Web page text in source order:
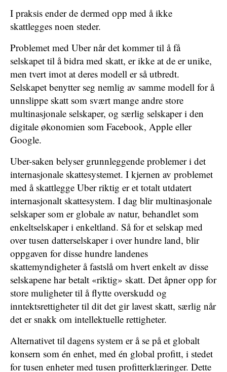
I praksis ender de dermed opp med å ikke
skattlegges noen steder.
Problemet med Uber når det kommer til å få
selskapet til å bidra med skatt, er ikke at de er unike,
men tvert imot at deres modell er så utbredt.
Selskapet benytter seg nemlig av samme modell for å
unnslippe skatt som svært mange andre store
multinasjonale selskaper, og særlig selskaper i den
digitale økonomien som Facebook, Apple eller
Google.
Uber-saken belyser grunnleggende problemer i det
internasjonale skattesystemet. I kjernen av problemet
med å skattlegge Uber riktig er et totalt utdatert
internasjonalt skattesystem. I dag blir multinasjonale
selskaper som er globale av natur, behandlet som
enkeltselskaper i enkeltland. Så for et selskap med
over tusen datterselskaper i over hundre land, blir
oppgaven for disse hundre landenes
skattemyndigheter å fastslå om hvert enkelt av disse
selskapene har betalt «riktig» skatt. Det åpner opp for
store muligheter til å flytte overskudd og
inntektsrettigheter til dit det gir lavest skatt, særlig når
det er snakk om intellektuelle rettigheter.
Alternativet til dagens system er å se på et globalt
konsern som én enhet, med én global profitt, i stedet
for tusen enheter med tusen profitterklæringer. Dette